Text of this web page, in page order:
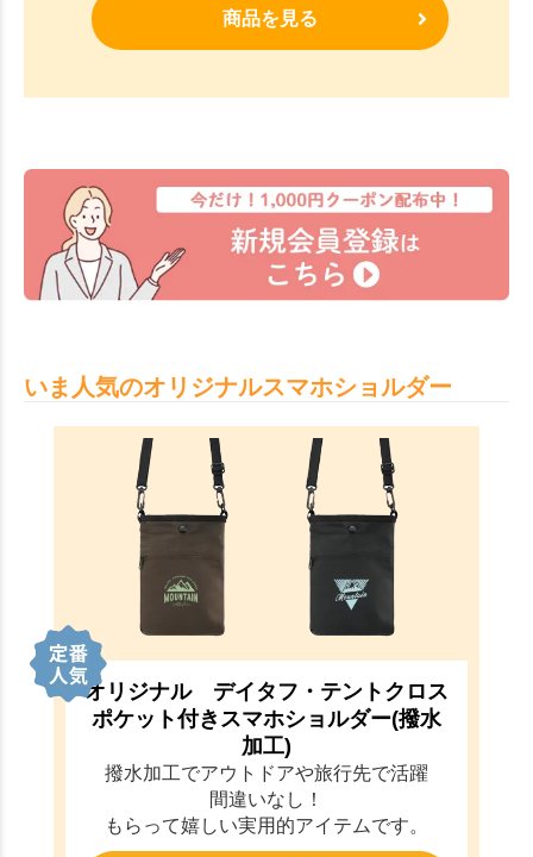
商品を見る
いま人気のオリジナルスマホショルダー
オリジナル デイタフ・テントクロス
ポケット付きスマホショルダー(撥水
加工)
撥水加工でアウトドアや旅行先で活躍
間違いなし！
もらって嬉しい実用的アイテムです。